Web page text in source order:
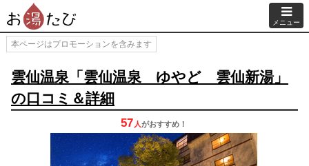
メニュー
本ページはプロモーションを含みます
雲仙温泉「雲仙温泉 ゆやど 雲仙新湯」
の口コミ＆詳細
57 人がおすすめ！